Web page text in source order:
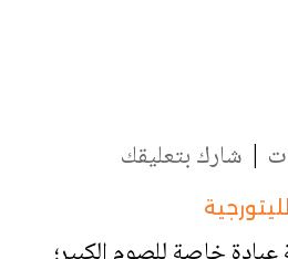
| شارك بتعليقك